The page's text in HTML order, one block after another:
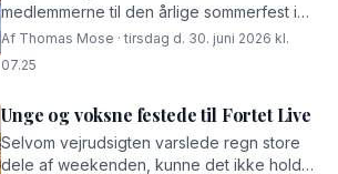
medlemmerne til den årlige sommerfest i
Dragør Bådelaug med grillmad, quiz og
socialt samvær.
Af Thomas Mose · tirsdag d. 30. juni 2026 kl.
07.25
Unge og voksne festede til Fortet Live
Selvom vejrudsigten varslede regn store
dele af weekenden, kunne det ikke holde